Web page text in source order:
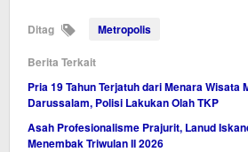
Ditag Metropolis
Berita Terkait
Pria 19 Tahun Terjatuh dari Menara Wisata
Darussalam, Polisi Lakukan Olah TKP
Asah Profesionalisme Prajurit, Lanud
Menembak Triwulan II 2026